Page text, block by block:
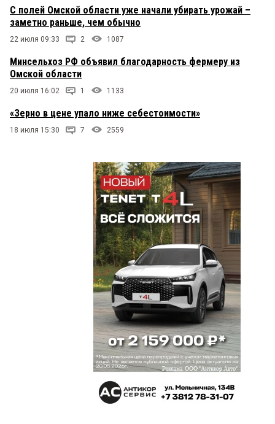
С полей Омской области уже начали убирать урожай –
заметно раньше, чем обычно
22 июля 09:33 2 1087
Минсельхоз РФ объявил благодарность фермеру из
Омской области
20 июля 16:02 1 1133
«Зерно в цене упало ниже себестоимости»
18 июля 15:30 7 2559